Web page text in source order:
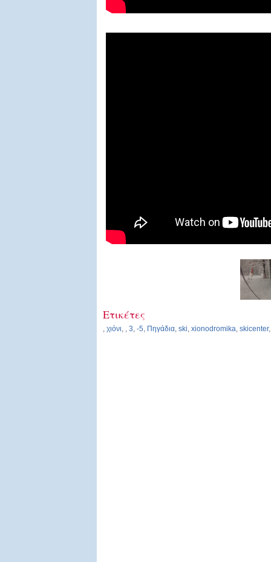
Ετικέτες
, χιόνι, , 3, -5, Πηγάδια, ski, xionodromika, skicenter